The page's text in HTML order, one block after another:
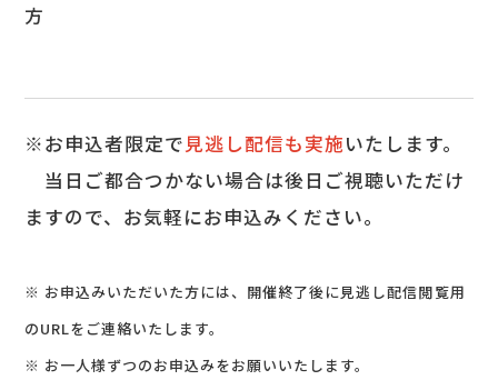
方
※お申込者限定で見逃し配信も実施いたします。
当日ご都合つかない場合は後日ご視聴いただけ
ますので、お気軽にお申込みください。
※ お申込みいただいた方には、開催終了後に見逃し配信閲覧用
のURLをご連絡いたします。
※ お一人様ずつのお申込みをお願いいたします。